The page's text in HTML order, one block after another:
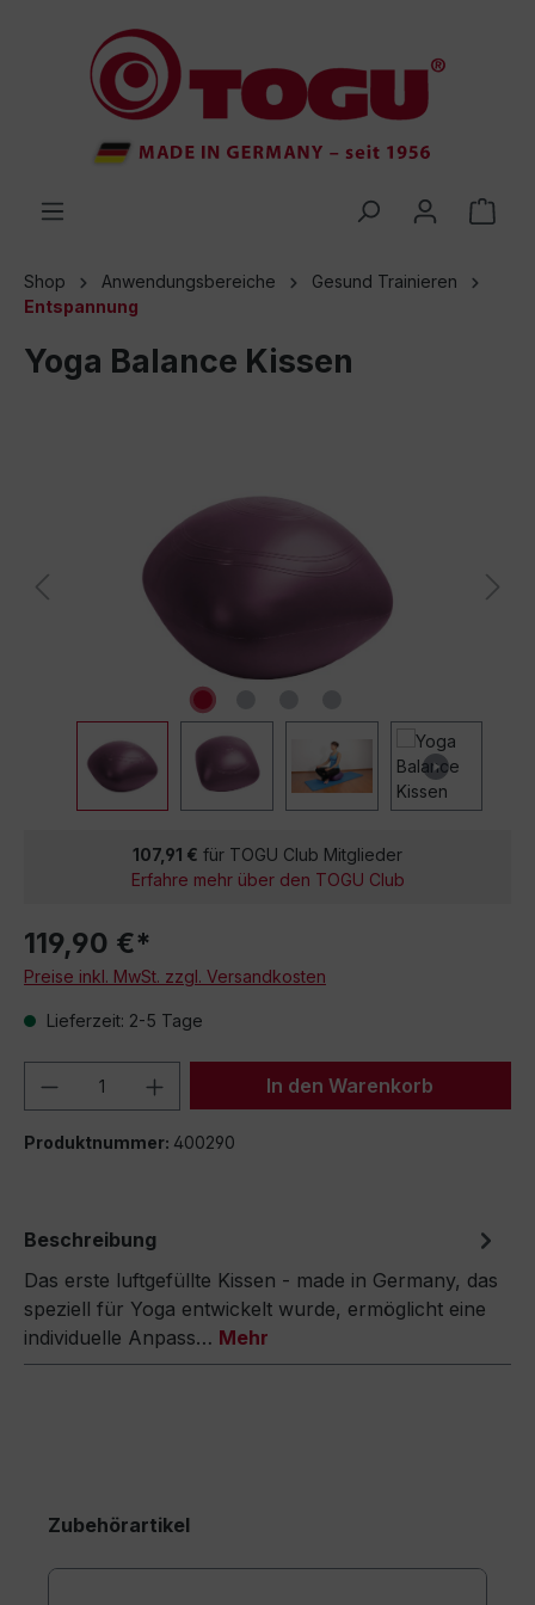
springen
Shop Anwendungsbereiche
Gesund Trainieren
Entspannung
Yoga Balance Kissen
107,91 € für TOGU Club Mitglieder
Erfahre mehr über den TOGU Club
119,90 €*
Preise inkl. MwSt. zzgl. Versandkosten
Lieferzeit: 2-5 Tage
Produkt Anzahl: Gib denIn den Warenkorb
Produktnummer: 400290
Beschreibung
Das erste luftgefüllte Kissen - made in Germany, das
speziell für Yoga entwickelt wurde, ermöglicht eine
individuelle Anpass… Mehr
Zubehörartikel